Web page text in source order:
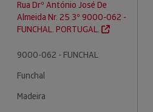
Rua Drº António José De
Almeida Nr. 25 3º 9000-062 -
FUNCHAL. PORTUGAL.
9000-062 - FUNCHAL
Funchal
Madeira